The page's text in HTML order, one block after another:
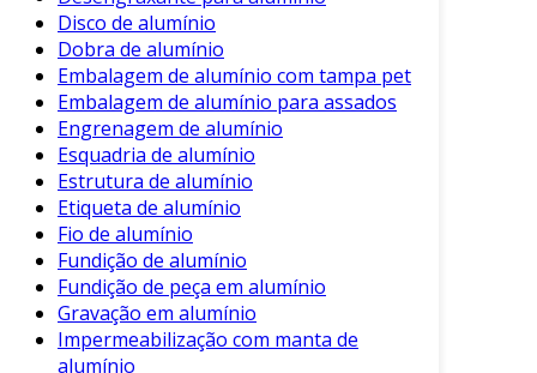
Avaliar esses aspectos garantirá uma escolha
informada e adequada às necessidades de cada
projeto.
Comparando com Outros Materiais
É relevante comparar a telha de alumínio com
outras opções disponíveis no mercado. Por
exemplo, as telhas de cerâmica e de PVC
também são populares, mas apresentam
diferenças marcantes.
Telhas Cerâmicas
Disco de alumínio
Dobra de alumínio
Embalagem de alumínio com tampa pet
Embalagem de alumínio para assados
Engrenagem de alumínio
Esquadria de alumínio
Estrutura de alumínio
Etiqueta de alumínio
Fio de alumínio
Fundição de alumínio
Fundição de peça em alumínio
Gravação em alumínio
Impermeabilização com manta de
alumínio